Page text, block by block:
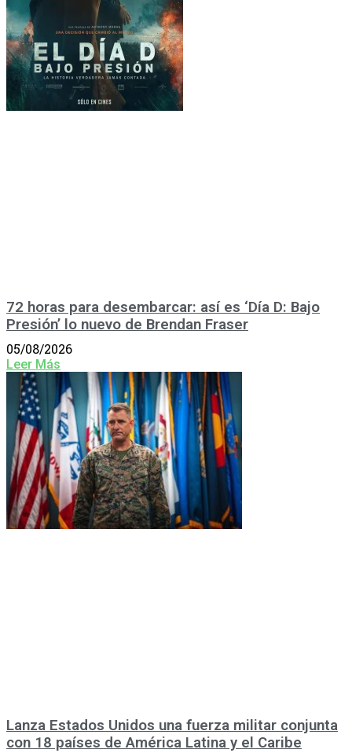
72 horas para desembarcar: así es ‘Día D: Bajo
Presión’ lo nuevo de Brendan Fraser
05/08/2026
Leer Más
Lanza Estados Unidos una fuerza militar conjunta
con 18 países de América Latina y el Caribe